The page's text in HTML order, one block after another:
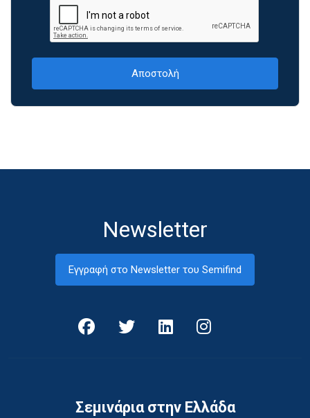
Newsletter
Εγγραφή στο Newsletter του Semifind
Σεμινάρια στην Ελλάδα